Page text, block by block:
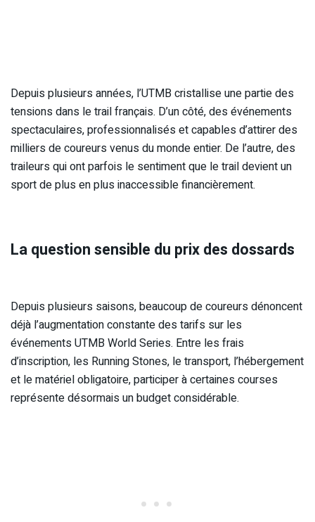
Depuis plusieurs années, l’UTMB cristallise une partie des
tensions dans le trail français. D’un côté, des événements
spectaculaires, professionnalisés et capables d’attirer des
milliers de coureurs venus du monde entier. De l’autre, des
traileurs qui ont parfois le sentiment que le trail devient un
sport de plus en plus inaccessible financièrement.
La question sensible du prix des dossards
Depuis plusieurs saisons, beaucoup de coureurs dénoncent
déjà l’augmentation constante des tarifs sur les
événements UTMB World Series. Entre les frais
d’inscription, les Running Stones, le transport, l’hébergement
et le matériel obligatoire, participer à certaines courses
représente désormais un budget considérable.